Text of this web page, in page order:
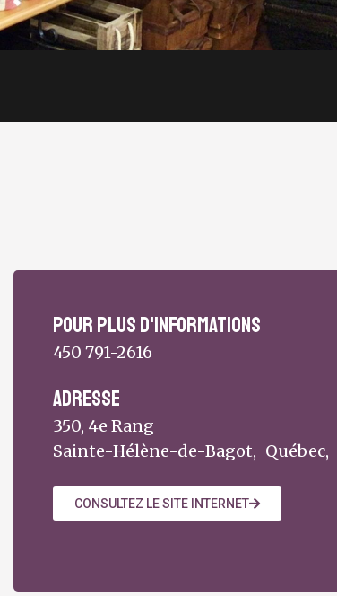
Pour plus d'informations
450 791-2616
Adresse
350, 4e Rang
Sainte-Hélène-de-Bagot, Québec,
CONSULTEZ LE SITE INTERNET